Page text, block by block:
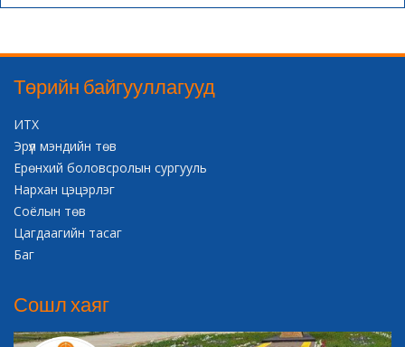
Төрийн байгууллагууд
ИТХ
Эрүүл мэндийн төв
Ерөнхий боловсролын сургууль
Нархан цэцэрлэг
Соёлын төв
Цагдаагийн тасаг
Баг
Сошл хаяг